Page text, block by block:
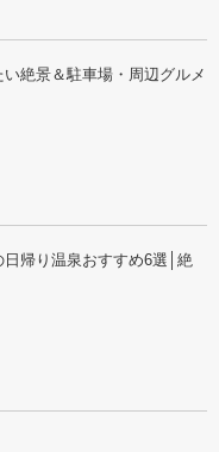
絶景＆駐車場・周辺グルメ
帰り温泉おすすめ6選│絶